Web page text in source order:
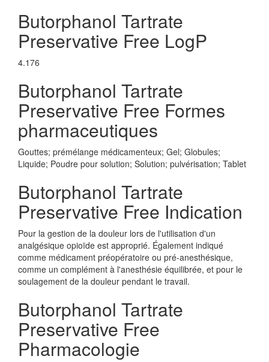
Butorphanol Tartrate
Preservative Free LogP
4.176
Butorphanol Tartrate
Preservative Free Formes
pharmaceutiques
Gouttes; prémélange médicamenteux; Gel; Globules;
Liquide; Poudre pour solution; Solution; pulvérisation; Tablet
Butorphanol Tartrate
Preservative Free Indication
Pour la gestion de la douleur lors de l'utilisation d'un
analgésique opioïde est approprié. Également indiqué
comme médicament préopératoire ou pré-anesthésique,
comme un complément à l'anesthésie équilibrée, et pour le
soulagement de la douleur pendant le travail.
Butorphanol Tartrate
Preservative Free
Pharmacologie